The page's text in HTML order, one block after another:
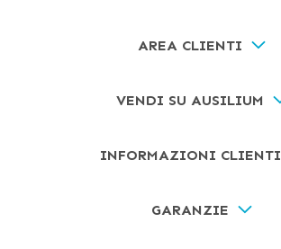
AREA CLIENTI
VENDI SU AUSILIUM
INFORMAZIONI CLIENTI
GARANZIE